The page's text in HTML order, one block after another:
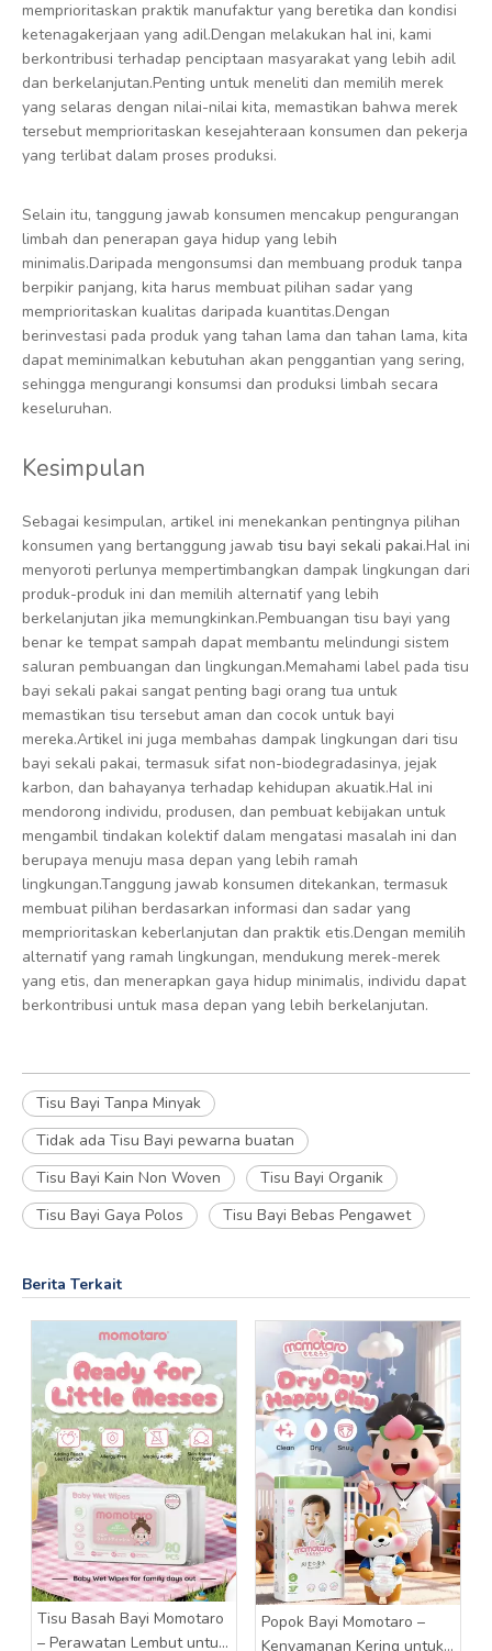
memprioritaskan praktik manufaktur yang beretika dan kondisi
ketenagakerjaan yang adil.Dengan melakukan hal ini, kami
berkontribusi terhadap penciptaan masyarakat yang lebih adil
dan berkelanjutan.Penting untuk meneliti dan memilih merek
yang selaras dengan nilai-nilai kita, memastikan bahwa merek
tersebut memprioritaskan kesejahteraan konsumen dan pekerja
yang terlibat dalam proses produksi.
Selain itu, tanggung jawab konsumen mencakup pengurangan
limbah dan penerapan gaya hidup yang lebih
minimalis.Daripada mengonsumsi dan membuang produk tanpa
berpikir panjang, kita harus membuat pilihan sadar yang
memprioritaskan kualitas daripada kuantitas.Dengan
berinvestasi pada produk yang tahan lama dan tahan lama, kita
dapat meminimalkan kebutuhan akan penggantian yang sering,
sehingga mengurangi konsumsi dan produksi limbah secara
keseluruhan.
Kesimpulan
Sebagai kesimpulan, artikel ini menekankan pentingnya pilihan
konsumen yang bertanggung jawab tisu bayi sekali pakai.Hal ini
menyoroti perlunya mempertimbangkan dampak lingkungan dari
produk-produk ini dan memilih alternatif yang lebih
berkelanjutan jika memungkinkan.Pembuangan tisu bayi yang
benar ke tempat sampah dapat membantu melindungi sistem
saluran pembuangan dan lingkungan.Memahami label pada tisu
bayi sekali pakai sangat penting bagi orang tua untuk
memastikan tisu tersebut aman dan cocok untuk bayi
mereka.Artikel ini juga membahas dampak lingkungan dari tisu
bayi sekali pakai, termasuk sifat non-biodegradasinya, jejak
karbon, dan bahayanya terhadap kehidupan akuatik.Hal ini
mendorong individu, produsen, dan pembuat kebijakan untuk
mengambil tindakan kolektif dalam mengatasi masalah ini dan
berupaya menuju masa depan yang lebih ramah
lingkungan.Tanggung jawab konsumen ditekankan, termasuk
membuat pilihan berdasarkan informasi dan sadar yang
memprioritaskan keberlanjutan dan praktik etis.Dengan memilih
alternatif yang ramah lingkungan, mendukung merek-merek
yang etis, dan menerapkan gaya hidup minimalis, individu dapat
berkontribusi untuk masa depan yang lebih berkelanjutan.
Tisu Bayi Tanpa Minyak
Tidak ada Tisu Bayi pewarna buatan
Tisu Bayi Kain Non Woven
Tisu Bayi Organik
Tisu Bayi Gaya Polos
Tisu Bayi Bebas Pengawet
Berita Terkait
Tisu Basah Bayi Momotaro
– Perawatan Lembut untuk
Popok Bayi Momotaro –
Kenyamanan Kering untuk